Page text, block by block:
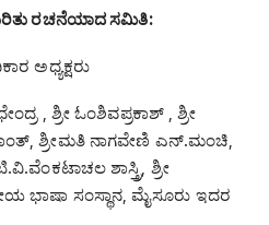
ರಚನೆಯಾದ ಸಮಿತಿ:
ಅಧ್ಯಕ್ಷರು
, ಶ್ರೀ ಓಂಶಿವಪ್ರಕಾಶ್‌ , ಶ್ರೀ
ಶ್ರೀಮತಿ ನಾಗವೇಣಿ ಎನ್‌.ಮಂಚಿ,
ಶಾಸ್ತ್ರಿ, ಶ್ರೀ
ಭಾಷಾ ಸಂಸ್ಥಾನ, ಮೈಸೂರು ಇದರ